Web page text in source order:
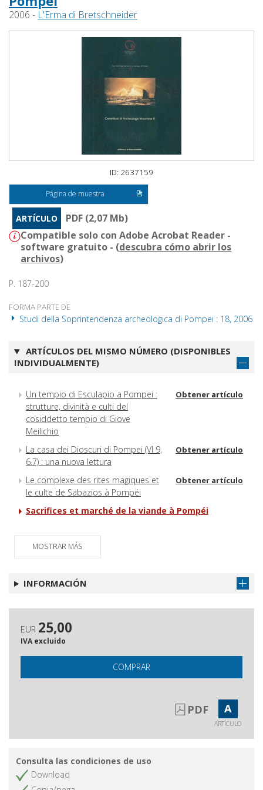
2006 - L'Erma di Bretschneider
ID: 2637159
Página de muestra
ARTÍCULO
PDF (2,07 Mb)
Compatible solo con Adobe Acrobat Reader -
software gratuito - (descubra cómo abrir los
archivos)
P. 187-200
FORMA PARTE DE
Studi della Soprintendenza archeologica di Pompei : 18, 2006
ARTÍCULOS DEL MISMO NÚMERO (DISPONIBLES
INDIVIDUALMENTE)
Un tempio di Esculapio a Pompei :
strutture, divinità e culti del
cosiddetto tempio di Giove
Meilichio
Obtener artículo
La casa dei Dioscuri di Pompei (VI 9,
6.7) : una nuova lettura
Obtener artículo
Le complexe des rites magiques et
le culte de Sabazios à Pompéi
Obtener artículo
Sacrifices et marché de la viande à Pompéi
MOSTRAR MÁS
INFORMACIÓN
EUR 25,00
IVA excluido
COMPRAR
PDF A
ARTÍCULO
Consulta las condiciones de uso
Download